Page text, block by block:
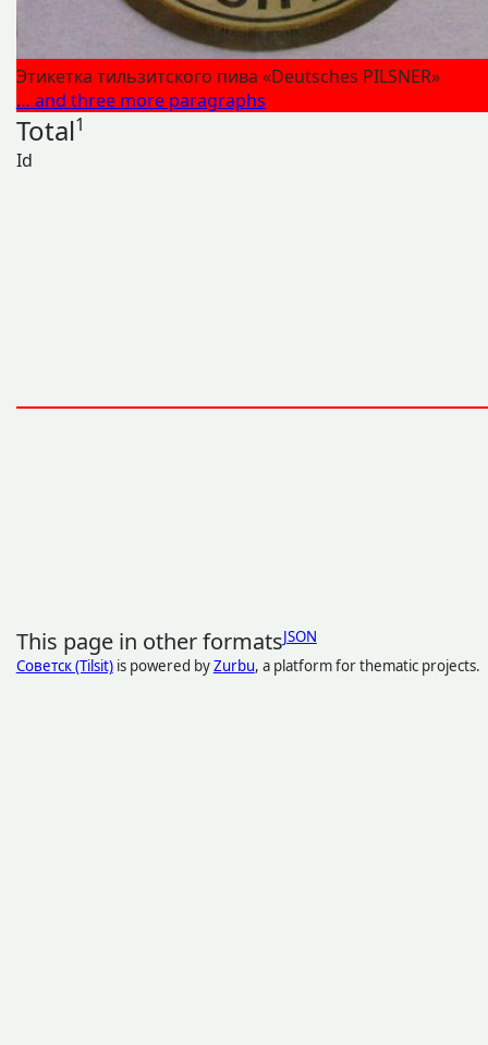
Этикетка тильзитского пива «Deutsches PILSNER»
… and three more paragraphs
Total1
Id
This page in other formatsJSON
Советск (Tilsit)is powered byZurbu, a platform for thematic projects.